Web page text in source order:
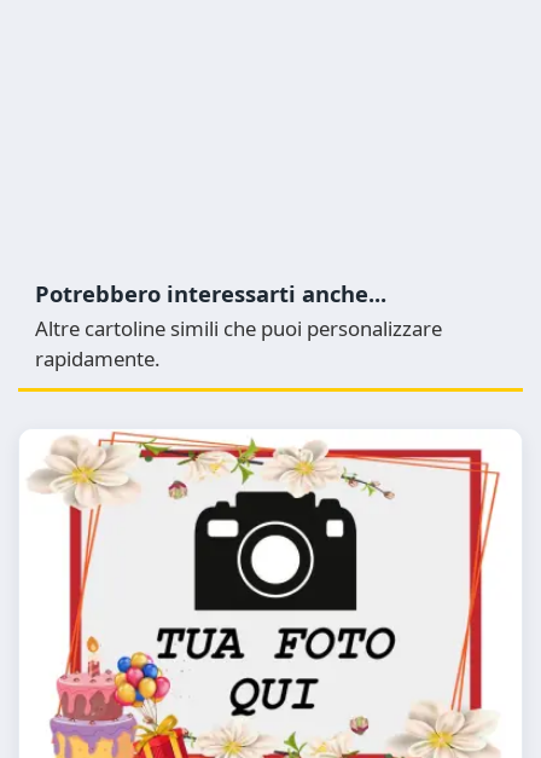
Potrebbero interessarti anche...
Altre cartoline simili che puoi personalizzare
rapidamente.